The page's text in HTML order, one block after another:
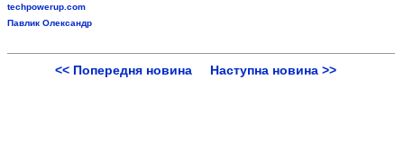
techpowerup.com
Павлик Олександр
<< Попередня новина Наступна новина >>